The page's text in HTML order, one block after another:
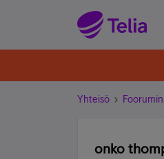
Yhteisö
onko